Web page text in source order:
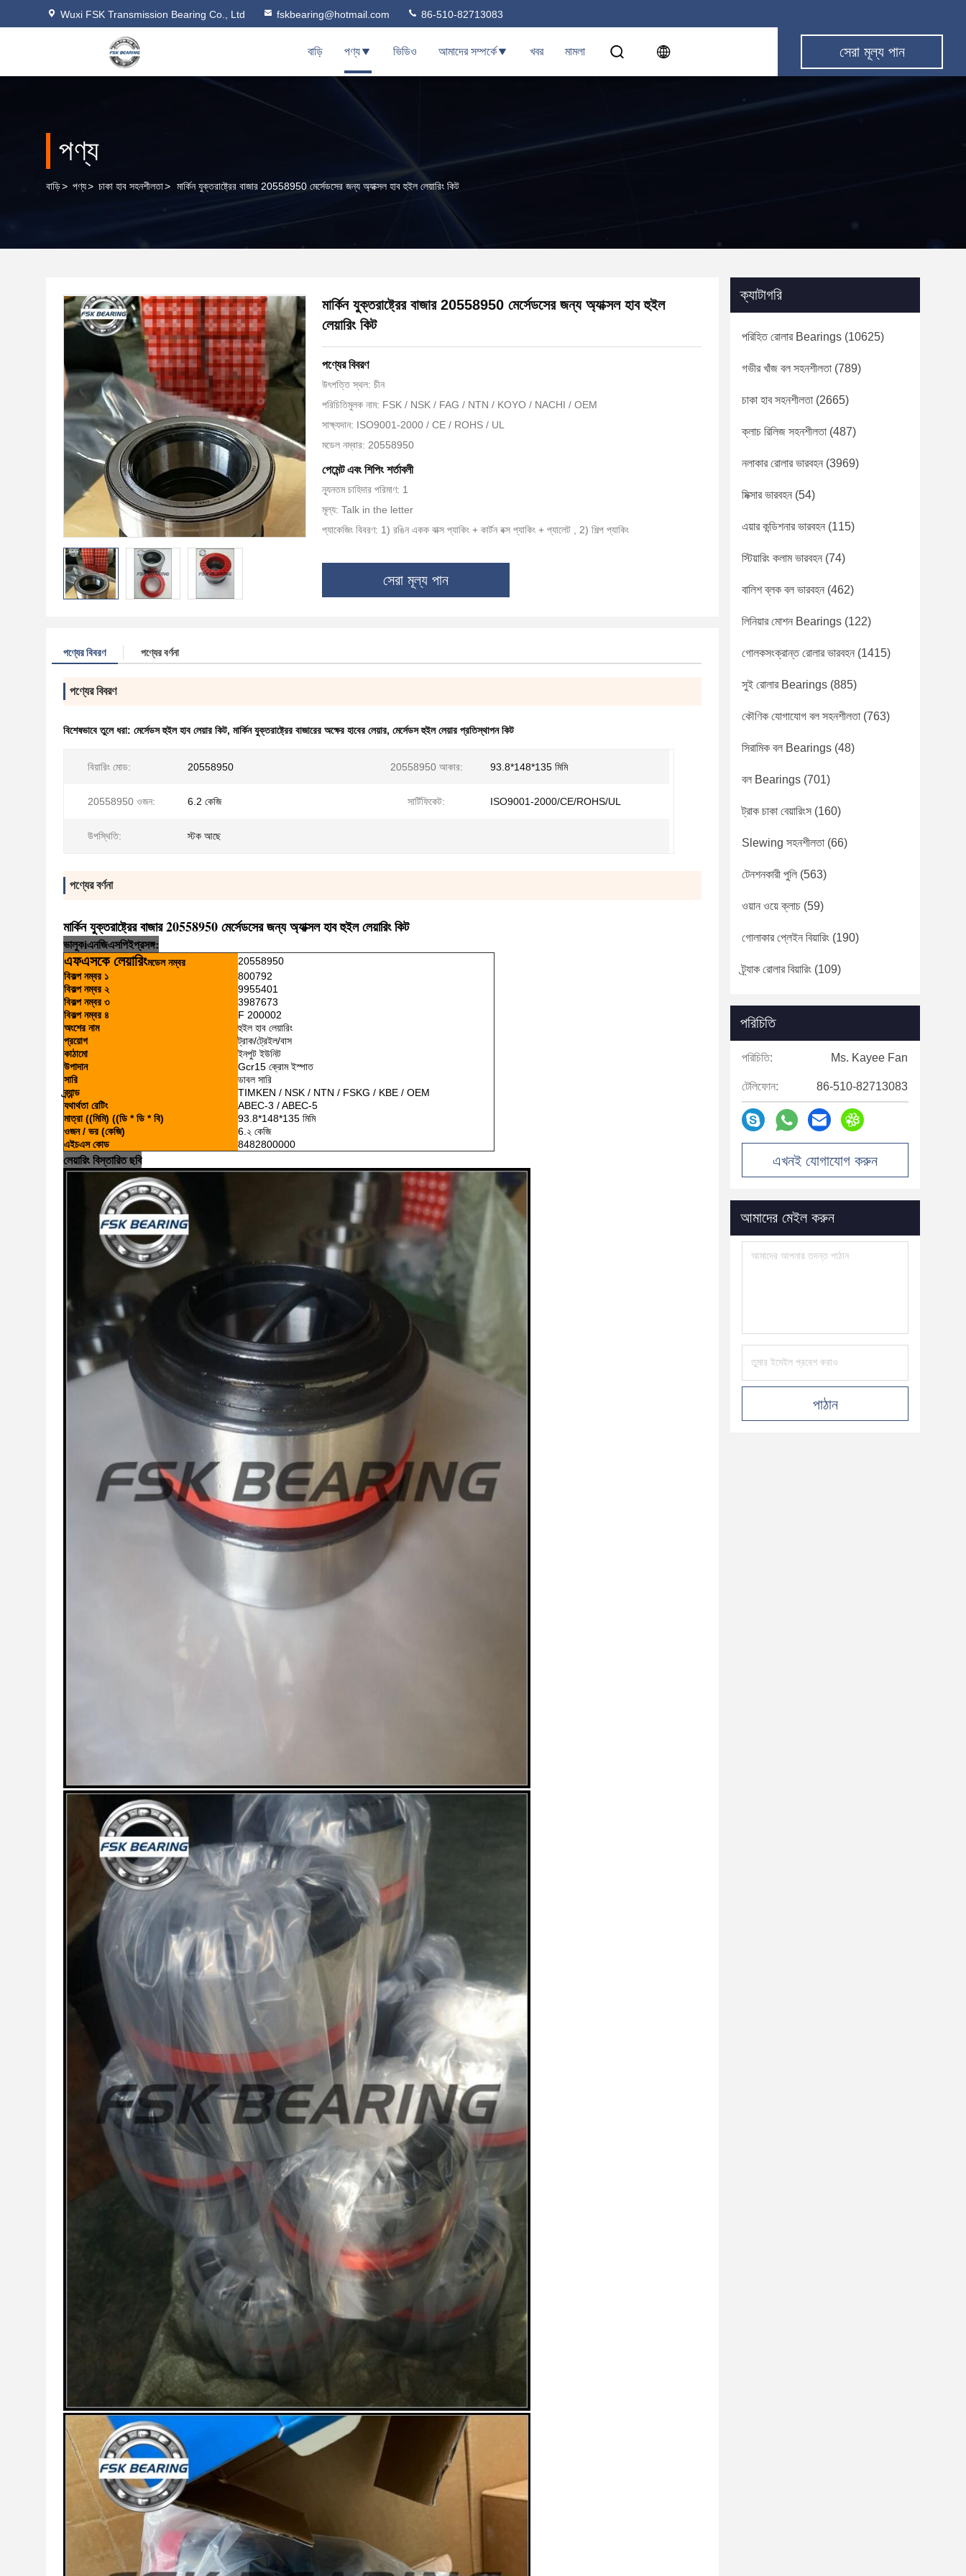
Wuxi FSK Transmission Bearing Co., Ltd fskbearing@hotmail.com 86-510-82713083
বাড়ি পণ্য ভিডিও আমাদের সম্পর্কে খবর মামলা সেরা মূল্য পান
পণ্য
বাড়ি> পণ্য> চাকা হাব সহনশীলতা> মার্কিন যুক্তরাষ্ট্রের বাজার 20558950 মের্সেডসের জন্য অ্যাক্সল হাব হুইল লেয়ারিং কিট
মার্কিন যুক্তরাষ্ট্রের বাজার 20558950 মের্সেডসের জন্য অ্যাক্সল হাব হুইল
লেয়ারিং কিট
পণ্যের বিবরণ
উৎপত্তি স্থল: চীন
পরিচিতিমুলক নাম: FSK / NSK / FAG / NTN / KOYO / NACHI / OEM
সাক্ষ্যদান: ISO9001-2000 / CE / ROHS / UL
মডেল নম্বার: 20558950
পেমেন্ট এবং শিপিং শর্তাবলী
ন্যূনতম চাহিদার পরিমাণ: 1
মূল্য: Talk in the letter
প্যাকেজিং বিবরণ: 1) রঙিন একক বাক্স প্যাকিং + কার্টন বক্স প্যাকিং + প্যালেট , 2) শিল্প প্যাকিং
সেরা মূল্য পান
পণ্যের বিবরণ পণ্যের বর্ণনা
পণ্যের বিবরণ
বিশেষভাবে তুলে ধরা: মের্সেডস হুইল হাব লেয়ার কিট, মার্কিন যুক্তরাষ্ট্রের বাজারের অক্ষের হাবের লেয়ার, মের্সেডস হুইল লেয়ার প্রতিস্থাপন কিট
বিয়ারিং মোড: 20558950 20558950 আকার: 93.8*148*135 মিমি
20558950 ওজন: 6.2 কেজি সার্টিফিকেট: ISO9001-2000/CE/ROHS/UL
উপস্থিতি: স্টক আছে
পণ্যের বর্ণনা
মার্কিন যুক্তরাষ্ট্রের বাজার 20558950 মের্সেডসের জন্য অ্যাক্সল হাব হুইল লেয়ারিং কিট
ভালুকiএনজিএসপিইপ্রসঙ্গ:
এফএসকে লেয়ারিংমডেল নম্বর
20558950
বিকল্প নম্বর ১
800792
বিকল্প নম্বর ২
9955401
বিকল্প নম্বর ৩
3987673
বিকল্প নম্বর ৪
F 200002
অংশের নাম
হুইল হাব লেয়ারিং
প্রয়োগ
ট্রাক/ট্রেইল/বাস
কাঠামো
ইনপুট ইউনিট
উপাদান
Gcr15 ক্রোম ইস্পাত
সারি
ডাবল সারি
ব্র্যান্ড
TIMKEN / NSK / NTN / FSKG / KBE / OEM
যথার্থতা রেটিং
ABEC-3 / ABEC-5
মাত্রা ((মিমি) ((ডি * ডি * বি)
93.8*148*135 মিমি
ওজন / ভর (কেজি)
6.২ কেজি
এইচএস কোড
8482800000
লেয়ারিং বিস্তারিত ছবি
ক্যাটাগরি
পরিহিত রোলার Bearings (10625)
গভীর খাঁজ বল সহনশীলতা (789)
চাকা হাব সহনশীলতা (2665)
ক্লাচ রিলিজ সহনশীলতা (487)
নলাকার রোলার ভারবহন (3969)
মিক্সার ভারবহন (54)
এয়ার কন্ডিশনার ভারবহন (115)
স্টিয়ারিং কলাম ভারবহন (74)
বালিশ ব্লক বল ভারবহন (462)
লিনিয়ার মোশন Bearings (122)
গোলকসংক্রান্ত রোলার ভারবহন (1415)
সুই রোলার Bearings (885)
কৌণিক যোগাযোগ বল সহনশীলতা (763)
সিরামিক বল Bearings (48)
বল Bearings (701)
ট্রাক চাকা বেয়ারিংস (160)
Slewing সহনশীলতা (66)
টেনশনকারী পুলি (563)
ওয়ান ওয়ে ক্লাচ (59)
গোলাকার প্লেইন বিয়ারিং (190)
ট্র্যাক রোলার বিয়ারিং (109)
পরিচিতি
পরিচিতি: Ms. Kayee Fan
টেলিফোন: 86-510-82713083
এখনই যোগাযোগ করুন
আমাদের মেইল ​​করুন
পাঠান